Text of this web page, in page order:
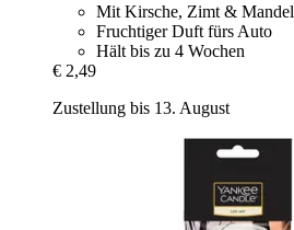
Mit Kirsche, Zimt & Mandel
Fruchtiger Duft fürs Auto
Hält bis zu 4 Wochen
€ 2,49
Zustellung bis 13. August